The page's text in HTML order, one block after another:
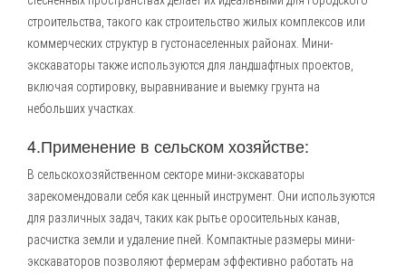
строительства, такого как строительство жилых комплексов или
коммерческих структур в густонаселенных районах. Мини-
экскаваторы также используются для ландшафтных проектов,
включая сортировку, выравнивание и выемку грунта на
небольших участках.
4.Применение в сельском хозяйстве:
В сельскохозяйственном секторе мини-экскаваторы
зарекомендовали себя как ценный инструмент. Они используются
для различных задач, таких как рытье оросительных канав,
расчистка земли и удаление пней. Компактные размеры мини-
экскаваторов позволяют фермерам эффективно работать на